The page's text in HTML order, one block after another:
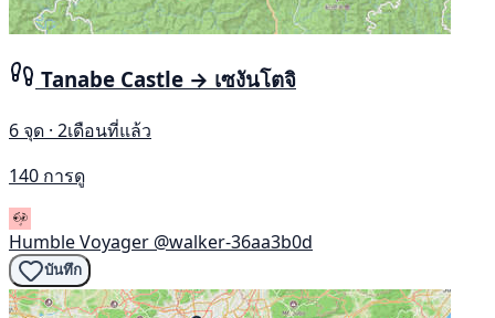
Tanabe Castle → เซงันโตจิ
6 จุด · 2เดือนที่แล้ว
140 การดู
Humble Voyager @walker-36aa3b0d
บันทึก